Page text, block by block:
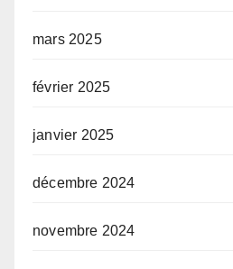
mars 2025
février 2025
janvier 2025
décembre 2024
novembre 2024